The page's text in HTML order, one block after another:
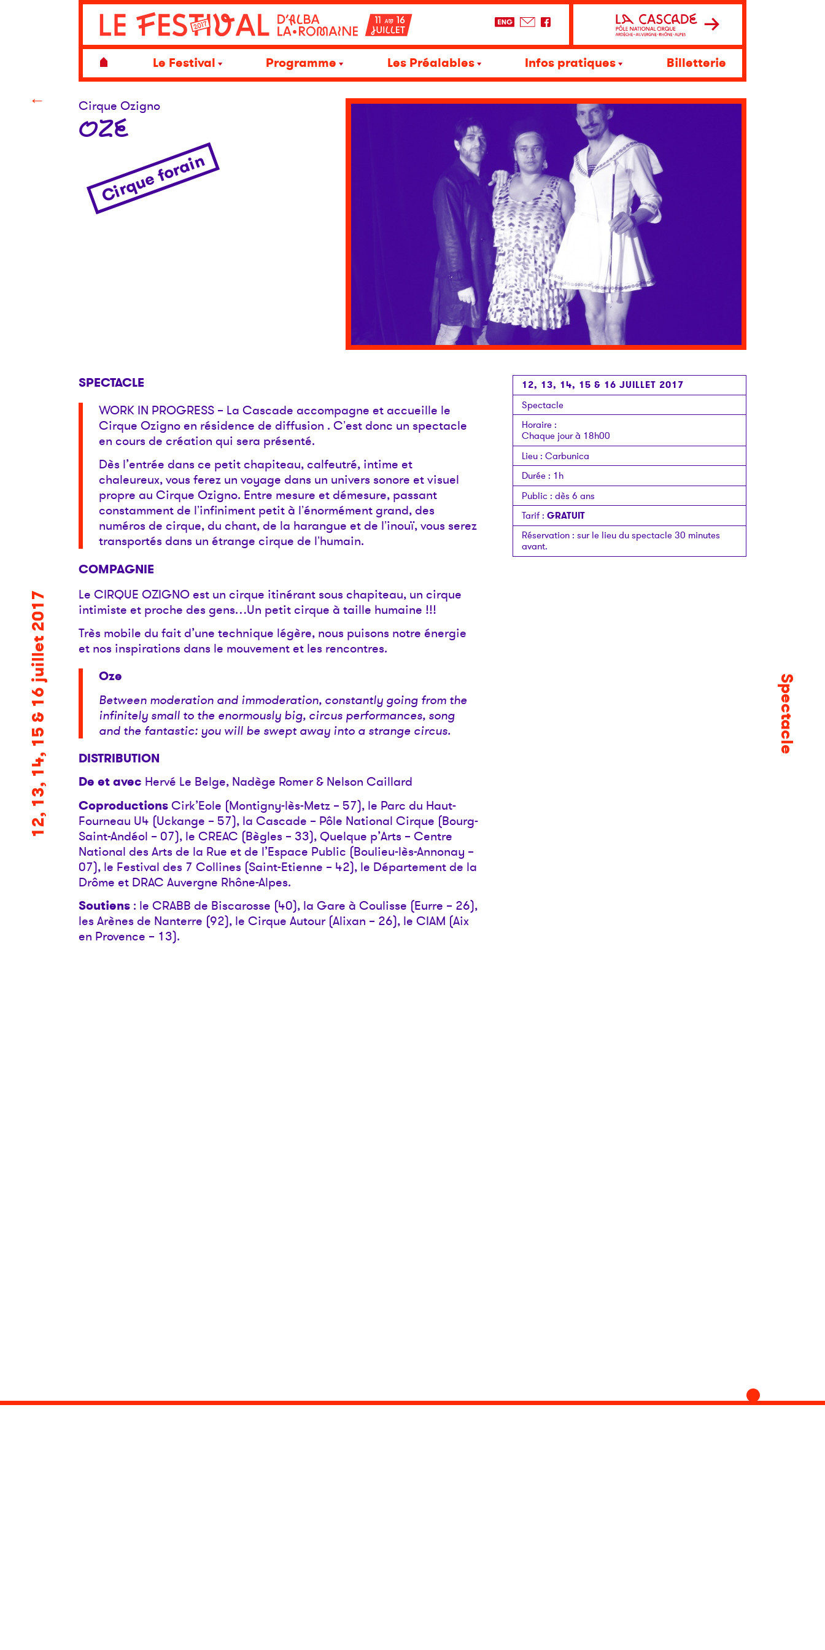
Le Festival Programme Les Préalables Infos pratiques Billetterie
12, 13, 14, 15 & 16 juillet 2017 Spectacle
← Cirque Ozigno
OZE
Cirque forain
SPECTACLE
WORK IN PROGRESS – La Cascade accompagne et accueille le
Cirque Ozigno en résidence de diffusion . Cʼest donc un spectacle
en cours de création qui sera présenté.
Dès l’entrée dans ce petit chapiteau, calfeutré, intime et
chaleureux, vous ferez un voyage dans un univers sonore et visuel
propre au Cirque Ozigno. Entre mesure et démesure, passant
constamment de lʼinfiniment petit à lʼénormément grand, des
numéros de cirque, du chant, de la harangue et de lʼinouï, vous serez
transportés dans un étrange cirque de lʼhumain.
COMPAGNIE
Le CIRQUE OZIGNO est un cirque itinérant sous chapiteau, un cirque
intimiste et proche des gens…Un petit cirque à taille humaine !!!
Très mobile du fait d’une technique légère, nous puisons notre énergie
et nos inspirations dans le mouvement et les rencontres.
Oze
Between moderation and immoderation, constantly going from the
infinitely small to the enormously big, circus performances, song
and the fantastic: you will be swept away into a strange circus.
DISTRIBUTION
De et avec Hervé Le Belge, Nadège Romer & Nelson Caillard
CoproductionsCirk’Eole (Montigny-lès-Metz – 57), le Parc du Haut-
Fourneau U4 (Uckange – 57), la Cascade – Pôle National Cirque (Bourg-
Saint-Andéol – 07), le CREAC (Bègles – 33), Quelque p’Arts – Centre
National des Arts de la Rue et de l’Espace Public (Boulieu-lès-Annonay –
07), le Festival des 7 Collines (Saint-Etienne – 42), le Département de la
Drôme et DRAC Auvergne Rhône-Alpes.
Soutiens: le CRABB de Biscarosse (40), la Gare à Coulisse (Eurre – 26),
les Arènes de Nanterre (92), le Cirque Autour (Alixan – 26), le CIAM (Aix
en Provence – 13).
12, 13, 14, 15 & 16 JUILLET 2017
Spectacle
Horaire:
Chaque jour à 18h00
Lieu: Carbunica
Durée: 1h
Public: dès 6 ans
Tarif: GRATUIT
Réservation: sur le lieu du spectacle 30 minutes
avant.